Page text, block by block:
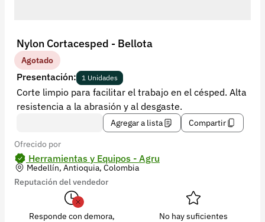
Nylon Cortacesped - Bellota
Agotado
Presentación: 1 Unidades
Corte limpio para facilitar el trabajo en el césped. Alta
resistencia a la abrasión y al desgaste.
Agregar a lista
Compartir
Ofrecido por
Herramientas y Equipos - Agru
Medellín, Antioquia, Colombia
Reputación del vendedor
Responde con demora,
No hay suficientes
contacto@croper.com
© 2026 Croper.com Todos los derechos reservados
Versión 5.45.0
Síguenos